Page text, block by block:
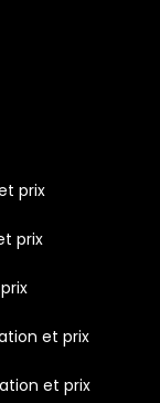
prix
prix
et prix
et prix